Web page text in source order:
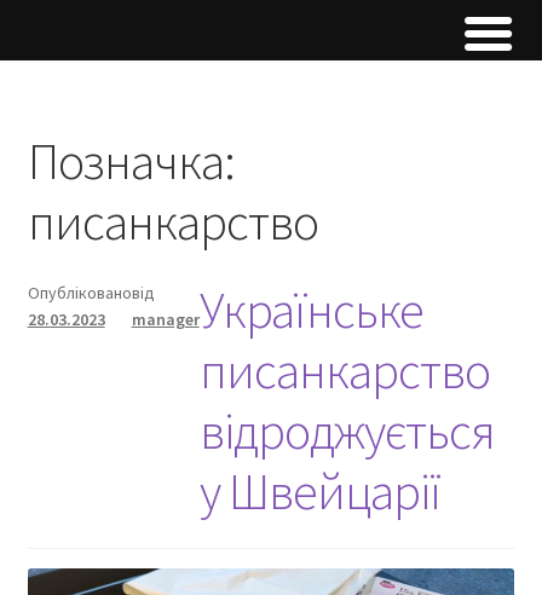
Позначка:
писанкарство
Опубліковано
28.03.2023
від
managerУкраїнське
писанкарство
відроджується
у Швейцарії